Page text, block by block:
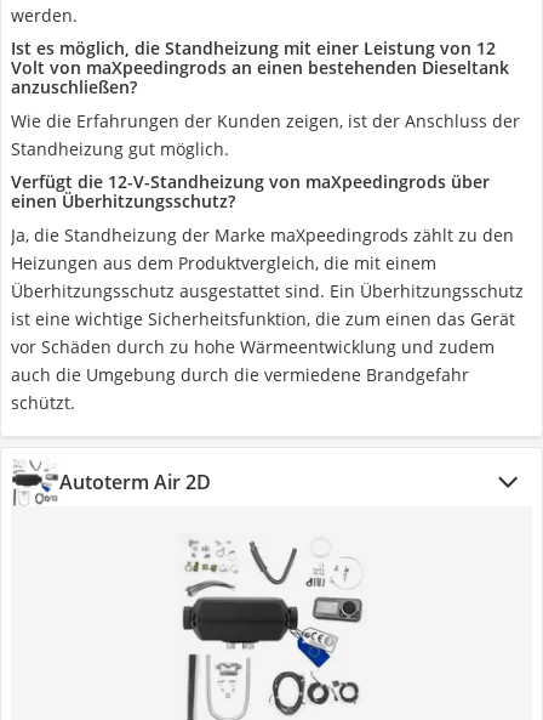
werden.
Ist es möglich, die Standheizung mit einer Leistung von 12
Volt von maXpeedingrods an einen bestehenden Dieseltank
anzuschließen?
Wie die Erfahrungen der Kunden zeigen, ist der Anschluss der
Standheizung gut möglich.
Verfügt die 12-V-Standheizung von maXpeedingrods über
einen Überhitzungsschutz?
Ja, die Standheizung der Marke maXpeedingrods zählt zu den
Heizungen aus dem Produktvergleich, die mit einem
Überhitzungsschutz ausgestattet sind. Ein Überhitzungsschutz
ist eine wichtige Sicherheitsfunktion, die zum einen das Gerät
vor Schäden durch zu hohe Wärmeentwicklung und zudem
auch die Umgebung durch die vermiedene Brandgefahr
schützt.
Autoterm Air 2D